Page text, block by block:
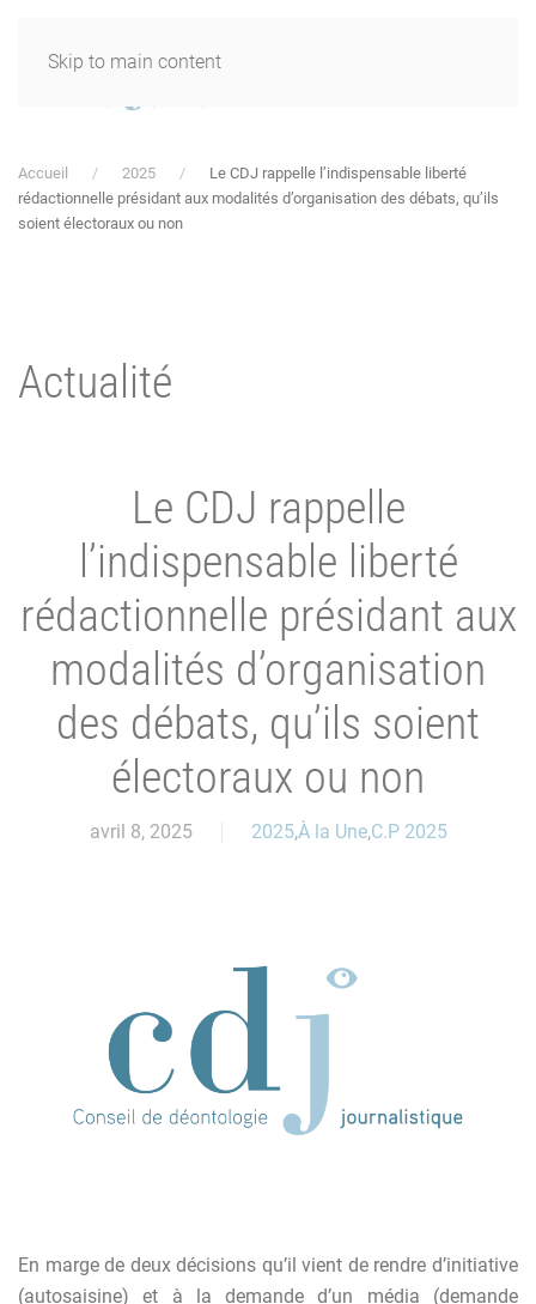
Skip to main content
Accueil 2025
Le CDJ rappelle l’indispensable liberté
rédactionnelle présidant aux modalités d’organisation des débats, qu’ils
soient électoraux ou non
Actualité
Le CDJ rappelle
l’indispensable liberté
rédactionnelle présidant aux
modalités d’organisation
des débats, qu’ils soient
électoraux ou non
avril 8, 2025 2025,À la Une,C.P 2025
En marge de deux décisions qu’il vient de rendre d’initiative
(autosaisine) et à la demande d’un média (demande